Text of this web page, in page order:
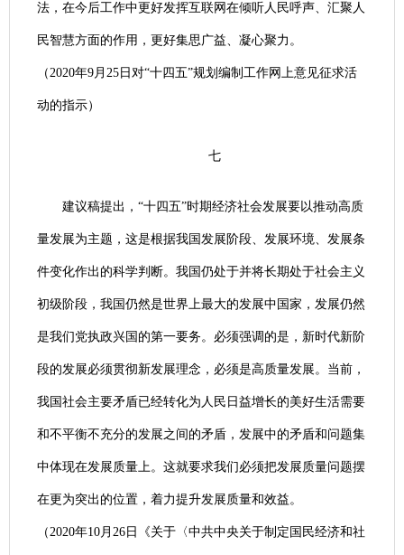
法，在今后工作中更好发挥互联网在倾听人民呼声、汇聚人
民智慧方面的作用，更好集思广益、凝心聚力。
（2020年9月25日对“十四五”规划编制工作网上意见征求活
动的指示）
七
建议稿提出，“十四五”时期经济社会发展要以推动高质
量发展为主题，这是根据我国发展阶段、发展环境、发展条
件变化作出的科学判断。我国仍处于并将长期处于社会主义
初级阶段，我国仍然是世界上最大的发展中国家，发展仍然
是我们党执政兴国的第一要务。必须强调的是，新时代新阶
段的发展必须贯彻新发展理念，必须是高质量发展。当前，
我国社会主要矛盾已经转化为人民日益增长的美好生活需要
和不平衡不充分的发展之间的矛盾，发展中的矛盾和问题集
中体现在发展质量上。这就要求我们必须把发展质量问题摆
在更为突出的位置，着力提升发展质量和效益。
（2020年10月26日《关于〈中共中央关于制定国民经济和社